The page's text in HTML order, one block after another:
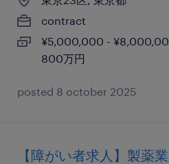
contract
¥5,000,000 -
800万円
posted 8 october 2025
【障がい者求人】製薬